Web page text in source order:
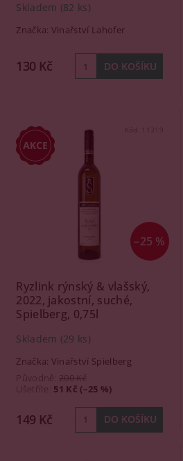
Skladem (82 ks)
Značka: Vinařství Lahofer
130 Kč
–25 %
Kód:
Ryzlink rýnský & vlašský,
2022, jakostní, suché,
Spielberg, 0,75l
Skladem (29 ks)
Značka: Vinařství Spielberg
Původně:200 Kč
Ušetříte: 51 Kč (–25 %)
149 Kč